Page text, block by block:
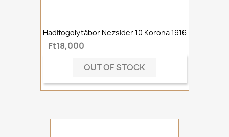
Hadifogolytábor Nezsider 10 Korona 1916
Ft18,000
OUT OF STOCK